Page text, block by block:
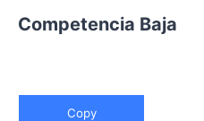
Competencia Baja
Copy